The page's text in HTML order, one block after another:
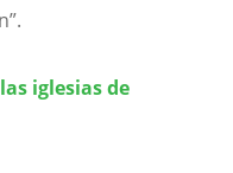
iglesias de